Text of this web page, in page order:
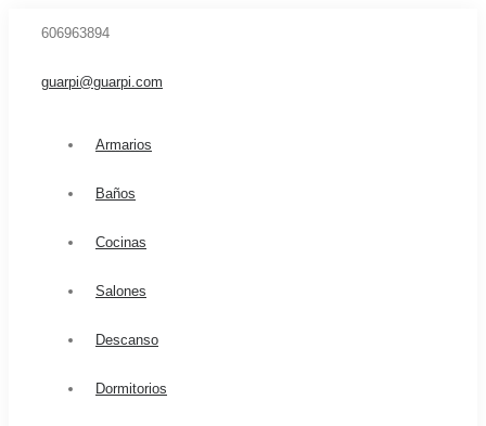
606963894
guarpi@guarpi.com
Armarios
Baños
Cocinas
Salones
Descanso
Dormitorios